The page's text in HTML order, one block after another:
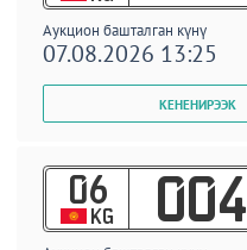
Аукцион башталган күнү
07.08.2026 13:25
06
KG 004